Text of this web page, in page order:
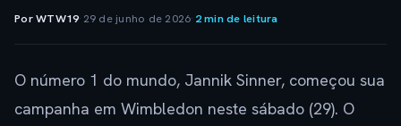
Por WTW19· 29 de junho de 2026· 2 min de leitura
O número 1 do mundo, Jannik Sinner, começou sua
campanha em Wimbledon neste sábado (29). O